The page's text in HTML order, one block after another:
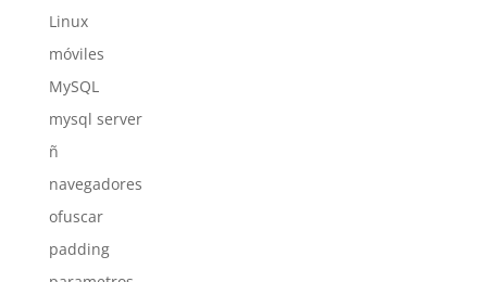
Linux
móviles
MySQL
mysql server
ñ
navegadores
ofuscar
padding